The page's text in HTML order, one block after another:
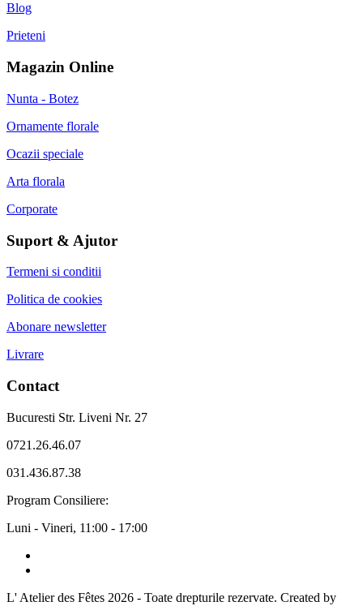
Blog
Prieteni
Magazin Online
Nunta - Botez
Ornamente florale
Ocazii speciale
Arta florala
Corporate
Suport & Ajutor
Termeni si conditii
Politica de cookies
Abonare newsletter
Livrare
Contact
Bucuresti Str. Liveni Nr. 27
0721.26.46.07
031.436.87.38
Program Consiliere:
Luni - Vineri, 11:00 - 17:00
L' Atelier des Fêtes 2026 - Toate drepturile rezervate. Created by